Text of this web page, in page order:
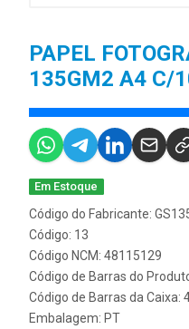
PAPEL
135GM2 A4 C/
Em Estoque
Código do Fabricante:
Código: 13
Código NCM: 48115129
Código de Barras do
Código de Barras da Caixa:
Embalagem: PT